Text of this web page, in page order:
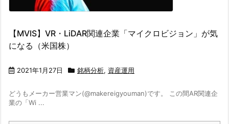
【MVIS】VR・LiDAR関連企業「マイクロビジョン」が気
になる（米国株）
2021年1月27日 銘柄分析, 資産運用
どうもメーカー営業マン(@makereigyouman)です。 この間AR関連企
業の「Wi ...